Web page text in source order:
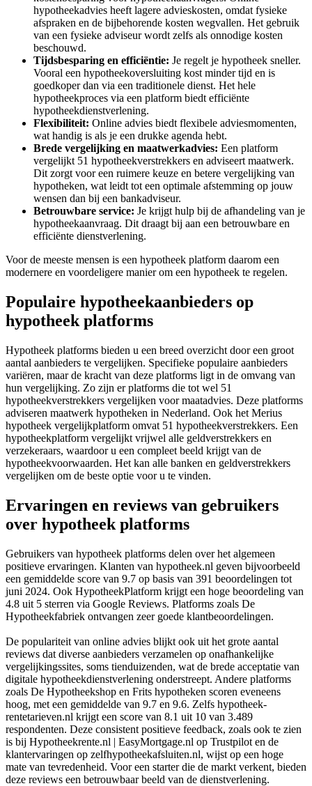
hypotheekadvies heeft lagere advieskosten, omdat fysieke
afspraken en de bijbehorende kosten wegvallen. Het gebruik
van een fysieke adviseur wordt zelfs als onnodige kosten
beschouwd.
Tijdsbesparing en efficiëntie: Je regelt je hypotheek sneller.
Vooral een hypotheekoversluiting kost minder tijd en is
goedkoper dan via een traditionele dienst. Het hele
hypotheekproces via een platform biedt efficiënte
hypotheekdienstverlening.
Flexibiliteit: Online advies biedt flexibele adviesmomenten,
wat handig is als je een drukke agenda hebt.
Brede vergelijking en maatwerkadvies: Een platform
vergelijkt 51 hypotheekverstrekkers en adviseert maatwerk.
Dit zorgt voor een ruimere keuze en betere vergelijking van
hypotheken, wat leidt tot een optimale afstemming op jouw
wensen dan bij een bankadviseur.
Betrouwbare service: Je krijgt hulp bij de afhandeling van je
hypotheekaanvraag. Dit draagt bij aan een betrouwbare en
efficiënte dienstverlening.
Voor de meeste mensen is een hypotheek platform daarom een
modernere en voordeligere manier om een hypotheek te regelen.
Populaire hypotheekaanbieders op
hypotheek platforms
Hypotheek platforms bieden u een breed overzicht door een groot
aantal aanbieders te vergelijken. Specifieke populaire aanbieders
variëren, maar de kracht van deze platforms ligt in de omvang van
hun vergelijking. Zo zijn er platforms die tot wel 51
hypotheekverstrekkers vergelijken voor maatadvies. Deze platforms
adviseren maatwerk hypotheken in Nederland. Ook het Merius
hypotheek vergelijkplatform omvat 51 hypotheekverstrekkers. Een
hypotheekplatform vergelijkt vrijwel alle geldverstrekkers en
verzekeraars, waardoor u een compleet beeld krijgt van de
hypotheekvoorwaarden. Het kan alle banken en geldverstrekkers
vergelijken om de beste optie voor u te vinden.
Ervaringen en reviews van gebruikers
over hypotheek platforms
Gebruikers van hypotheek platforms delen over het algemeen
positieve ervaringen. Klanten van hypotheek.nl geven bijvoorbeeld
een gemiddelde score van 9.7 op basis van 391 beoordelingen tot
juni 2024. Ook HypotheekPlatform krijgt een hoge beoordeling van
4.8 uit 5 sterren via Google Reviews. Platforms zoals De
Hypotheekfabriek ontvangen zeer goede klantbeoordelingen.
De populariteit van online advies blijkt ook uit het grote aantal
reviews dat diverse aanbieders verzamelen op onafhankelijke
vergelijkingssites, soms tienduizenden, wat de brede acceptatie van
digitale hypotheekdienstverlening onderstreept. Andere platforms
zoals De Hypotheekshop en Frits hypotheken scoren eveneens
hoog, met een gemiddelde van 9.7 en 9.6. Zelfs hypotheek-
rentetarieven.nl krijgt een score van 8.1 uit 10 van 3.489
respondenten. Deze consistent positieve feedback, zoals ook te zien
is bij Hypotheekrente.nl | EasyMortgage.nl op Trustpilot en de
klantervaringen op zelfhypotheekafsluiten.nl, wijst op een hoge
mate van tevredenheid. Voor een starter die de markt verkent, bieden
deze reviews een betrouwbaar beeld van de dienstverlening.